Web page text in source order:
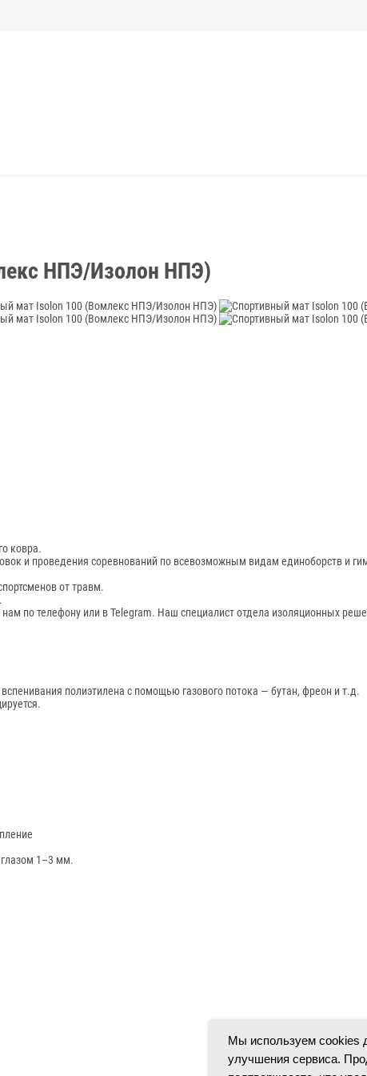
Мы используем cookies
улучшения сервиса.
НПЭ/Изолон НПЭ)
ковра.
и проведения соревнований по всевозможным видам единоборств и
от травм.
по телефону или в Telegram. Наш специалист отдела изоляционных
полиэтилена с помощью газового потока — бутан, фреон и т.д.
1–3 мм.